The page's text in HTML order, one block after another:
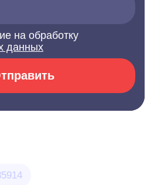
на обработку
данных